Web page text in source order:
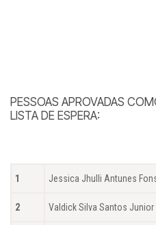
PESSOAS APROVADAS
LISTA DE ESPERA:
1 Jessica Jhulli Antunes
2 Valdick Silva Santos Junior